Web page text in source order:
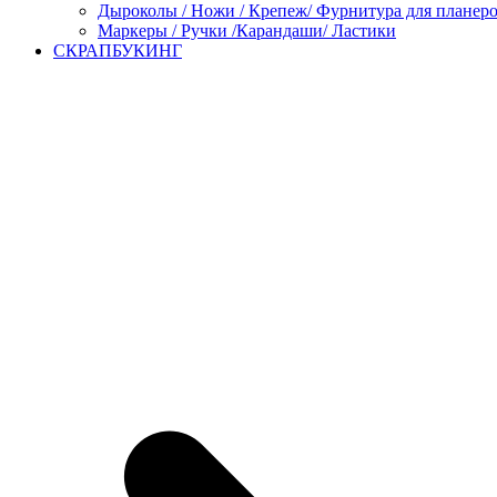
Дыроколы / Ножи / Крепеж/ Фурнитура для
Маркеры / Ручки /Карандаши/ Ластики
СКРАПБУКИНГ